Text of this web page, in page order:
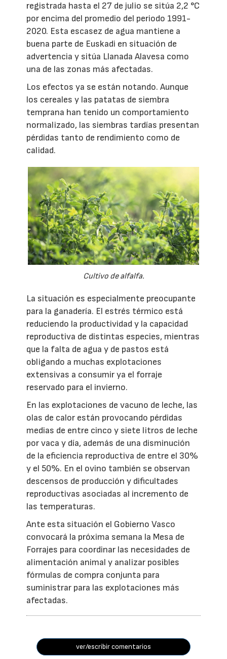
registrada hasta el 27 de julio se sitúa 2,2 °C
por encima del promedio del periodo 1991-
2020. Esta escasez de agua mantiene a
buena parte de Euskadi en situación de
advertencia y sitúa Llanada Alavesa como
una de las zonas más afectadas.
Los efectos ya se están notando. Aunque
los cereales y las patatas de siembra
temprana han tenido un comportamiento
normalizado, las siembras tardías presentan
pérdidas tanto de rendimiento como de
calidad.
Cultivo de alfalfa.
La situación es especialmente preocupante
para la ganadería. El estrés térmico está
reduciendo la productividad y la capacidad
reproductiva de distintas especies, mientras
que la falta de agua y de pastos está
obligando a muchas explotaciones
extensivas a consumir ya el forraje
reservado para el invierno.
En las explotaciones de vacuno de leche, las
olas de calor están provocando pérdidas
medias de entre cinco y siete litros de leche
por vaca y día, además de una disminución
de la eficiencia reproductiva de entre el 30%
y el 50%. En el ovino también se observan
descensos de producción y dificultades
reproductivas asociadas al incremento de
las temperaturas.
Ante esta situación el Gobierno Vasco
convocará la próxima semana la Mesa de
Forrajes para coordinar las necesidades de
alimentación animal y analizar posibles
fórmulas de compra conjunta para
suministrar para las explotaciones más
afectadas.
ver/escribir comentarios